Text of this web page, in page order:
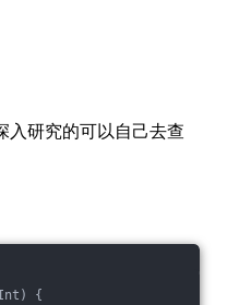
入研究的可以自己去查
{